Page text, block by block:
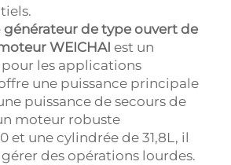
générateur de type ouvert de
WEICHAI est un
les applications
une puissance principale
puissance de secours de
moteur robuste
et une cylindrée de 31,8L, il
des opérations lourdes.